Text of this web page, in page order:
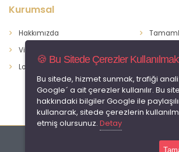
Kurumsal
Hakkımızda
Vizyon & Misyon
Logomuz
© 2026 Tüm hakları saklıdır.
🍪 Bu Sitede Çerezler
Bu sitede, hizmet sunmak, trafiği
Google´ a ait çerezler kullanılır. Bu
hakkındaki bilgiler Google ile
kullanarak, sitede çerezlerin
etmiş olursunuz. Detay